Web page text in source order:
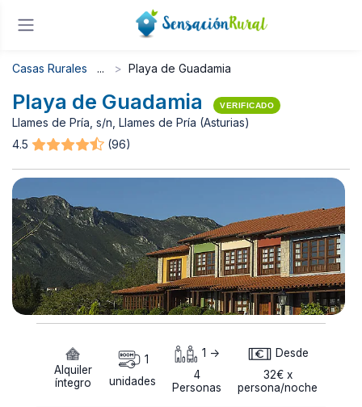
Casas Rurales Playa de Guadamia
Playa de Guadamia VERIFICADO
Llames de Pría, s/n, Llames de Pría (Asturias)
4.5
(96)
Alquiler
íntegro
1
unidades
1 ->
4
Personas
Desde
32€ x
persona/noche